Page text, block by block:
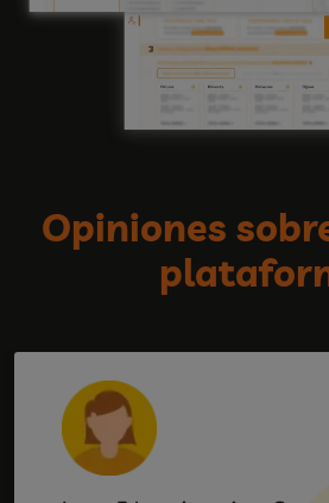
Opiniones